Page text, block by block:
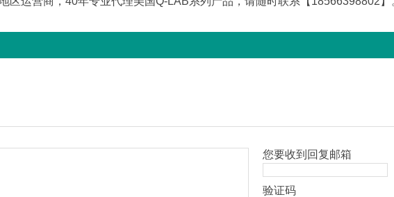
您要收到回复邮箱
验证码